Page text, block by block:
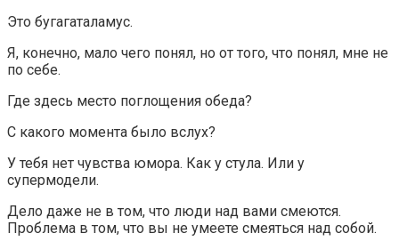
Это бугагаталамус.
Я, конечно, мало чего понял, но от того, что понял, мне не
по себе.
Где здесь место поглощения обеда?
С какого момента было вслух?
У тебя нет чувства юмора. Как у стула. Или у
супермодели.
Дело даже не в том, что люди над вами смеются.
Проблема в том, что вы не умеете смеяться над собой.